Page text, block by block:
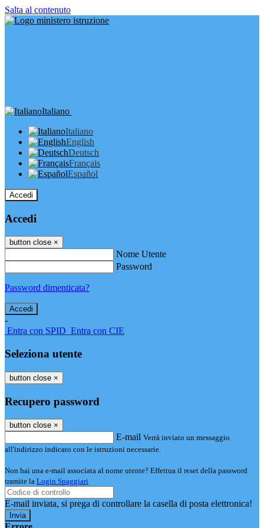
Salta al contenuto
Italiano
Italiano
English
Deutsch
Français
Español
Accedi
Accedi
button close ×
Nome Utente
Password
Password dimenticata?
-
Entra con SPID Entra con CIE
Seleziona utente
button close ×
Recupero password
button close ×
E-mail Verrà inviato un messaggio
all'indirizzo indicato con le istruzioni necessarie.
Non hai una e-mail associata al nome utente? Effettua il reset della password
tramite la Login Spaggiari
E-mail inviata, si prega di controllare la casella di posta elettronica!